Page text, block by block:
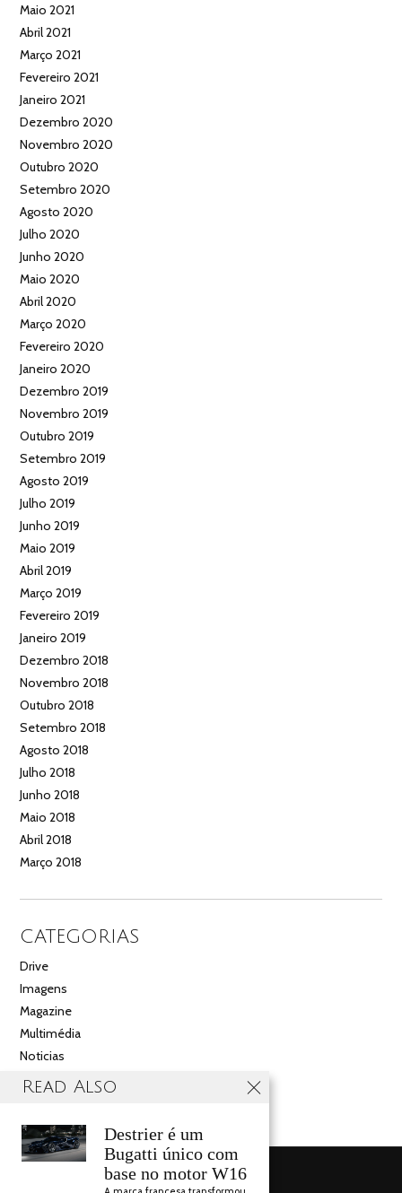
Maio 2021
Abril 2021
Março 2021
Fevereiro 2021
Janeiro 2021
Dezembro 2020
Novembro 2020
Outubro 2020
Setembro 2020
Agosto 2020
Julho 2020
Junho 2020
Maio 2020
Abril 2020
Março 2020
Fevereiro 2020
Janeiro 2020
Dezembro 2019
Novembro 2019
Outubro 2019
Setembro 2019
Agosto 2019
Julho 2019
Junho 2019
Maio 2019
Abril 2019
Março 2019
Fevereiro 2019
Janeiro 2019
Dezembro 2018
Novembro 2018
Outubro 2018
Setembro 2018
Agosto 2018
Julho 2018
Junho 2018
Maio 2018
Abril 2018
Março 2018
CATEGORIAS
Drive
Imagens
Magazine
Multimédia
Noticias
Salão
Read Also
Destrier é um
Bugatti único com
base no motor W16